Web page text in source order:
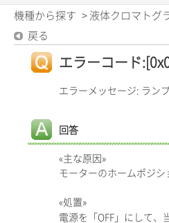
機種から探す > 液体クロマトグ
戻る
エラーコード
エラーメッセージ: ラン
回答
«主な原因»
モーターのホームポジシ
«処置»
電源を「OFF」にして、